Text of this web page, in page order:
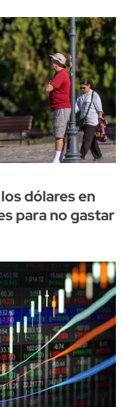
dólares en
para no gastar